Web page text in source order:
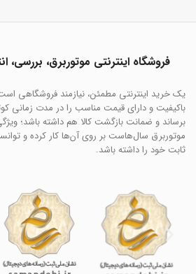
فروشگاه اینترنتی موتوربرق، بررسی،
یک خرید اینترنتی مطمئن، نیازمند فروشگاهی است
باکیفیت و دارای قیمت مناسب را در مدت زمانی
برساند و ضمانت بازگشت کالا هم داشته باشد؛
موتوربرق سال‌هاست بر روی آن‌ها کار کرده و
ثابت خود را داشته باشد.